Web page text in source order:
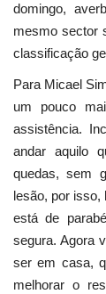
domingo,
mesmo sector
classificação
Para Micael
um pouco
assistência.
andar aquilo
quedas, sem
lesão, por isso,
está de
segura. Agora
ser em casa,
melhorar o